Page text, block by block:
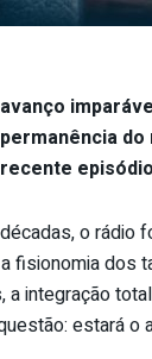
avanço
permanência
recente
o rádio
fisionomia dos
a integração
estará o